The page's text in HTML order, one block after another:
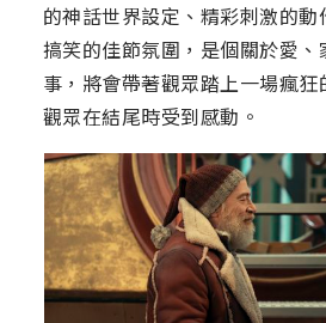
的神話世界設定、精彩刺激的
搞笑的佳節氛圍，是個關於愛、
事，將會帶著觀眾踏上一場瘋
觀眾在結尾時受到感動。